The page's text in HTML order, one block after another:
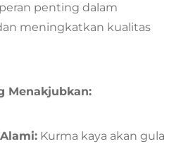
penting dalam
meningkatkan kualitas
Menakjubkan:
Kurma kaya akan gula